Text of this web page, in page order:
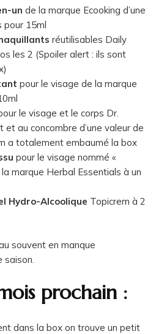
un de la marque Ecooking d’une
pour 15ml
réutilisables Daily
les 2 (Spoiler alert : ils sont
pour le visage de la marque
le visage et le corps Dr.
et au concombre d’une valeur de
a totalement embaumé la box
pour le visage nommé «
marque Herbal Essentials à un
Hydro-Alcoolique Topicrem à 2
souvent en manque
prochain :
dans la box on trouve un petit